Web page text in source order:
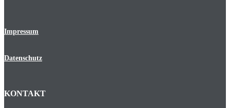
Impressum
Datenschutz
KONTAKT